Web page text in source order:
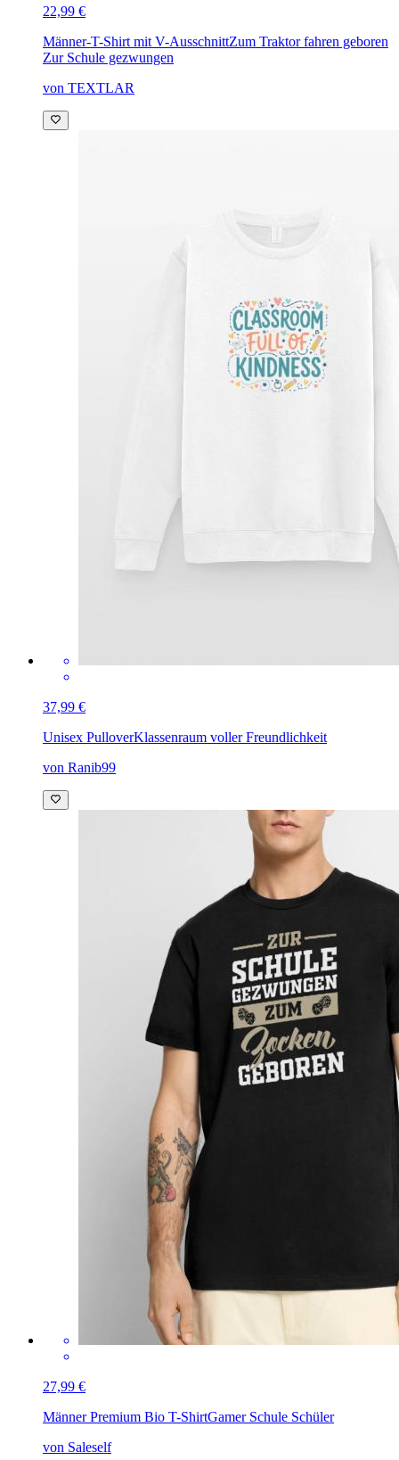
22,99 €
Männer-T-Shirt mit V-AusschnittZum Traktor fahren geboren
Zur Schule gezwungen
von TEXTLAR
37,99 €
Unisex PulloverKlassenraum voller Freundlichkeit
von Ranib99
27,99 €
Männer Premium Bio T-ShirtGamer Schule Schüler
von Saleself